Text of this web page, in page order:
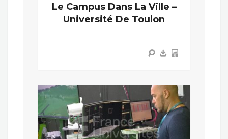
Le Campus Dans La Ville –
Université De Toulon